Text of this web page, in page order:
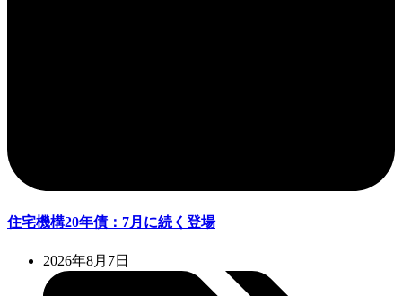
住宅機構20年債：7月に続く登場
2026年8月7日